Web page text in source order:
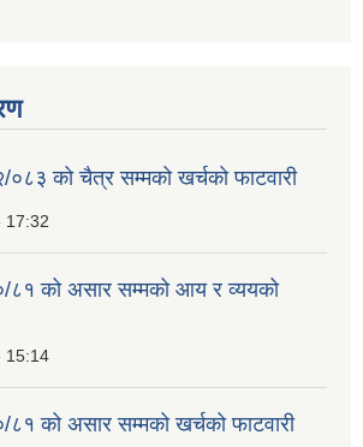
०८३ को चैत्र सम्मको खर्चको फाटवारी
17:32
८१ को असार सम्मको आय र व्ययको
15:14
८१ को असार सम्मको खर्चको फाटवारी